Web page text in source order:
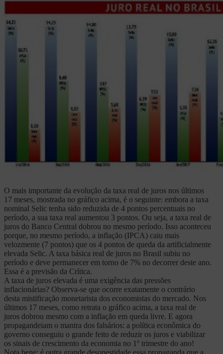
O mais importante da evolução da taxa real de juros nos últimos
17 meses, mostrada no gráfico acima, é o seguinte: embora a taxa
nominal Selic tenha sido reduzida de 4 pontos percentuais no
período, a sua taxa real aumentou 3 pontos. Ou seja, a taxa real de
juros do Banco Central dobrou no mesmo período. Isso aconteceu
porque, no mesmo período, a inflação (IPCA) caiu mais
velozmente (7 pontos) que os 4 pontos de queda da artificialmente
elevada Selic. A taxa básica real de juros no Brasil subiu no
período e deve permanecer em torno de 7% no decorrer deste ano.
Essa é a previsão da Crítica.
A taxa de juros elevada é uma exigência das pressões
inflacionárias? Observa-se que ocorre exatamente o contrário
desta mistificação monetarista dos economistas do mercado. Nos
últimos 17 meses, como retrata o gráfico acima, a taxa real de
juros dobrou mesmo com a inflação em queda livre. E agora
propagandeiam o mantra dos falsários: a política econômica do
governo conseguiu o grande feito de reduzir os juros e viabilizar
os sinais de crescimento da economia no 1º trimestre do ano!
Nota bene: é outra grande desonestidade essa propaganda que a